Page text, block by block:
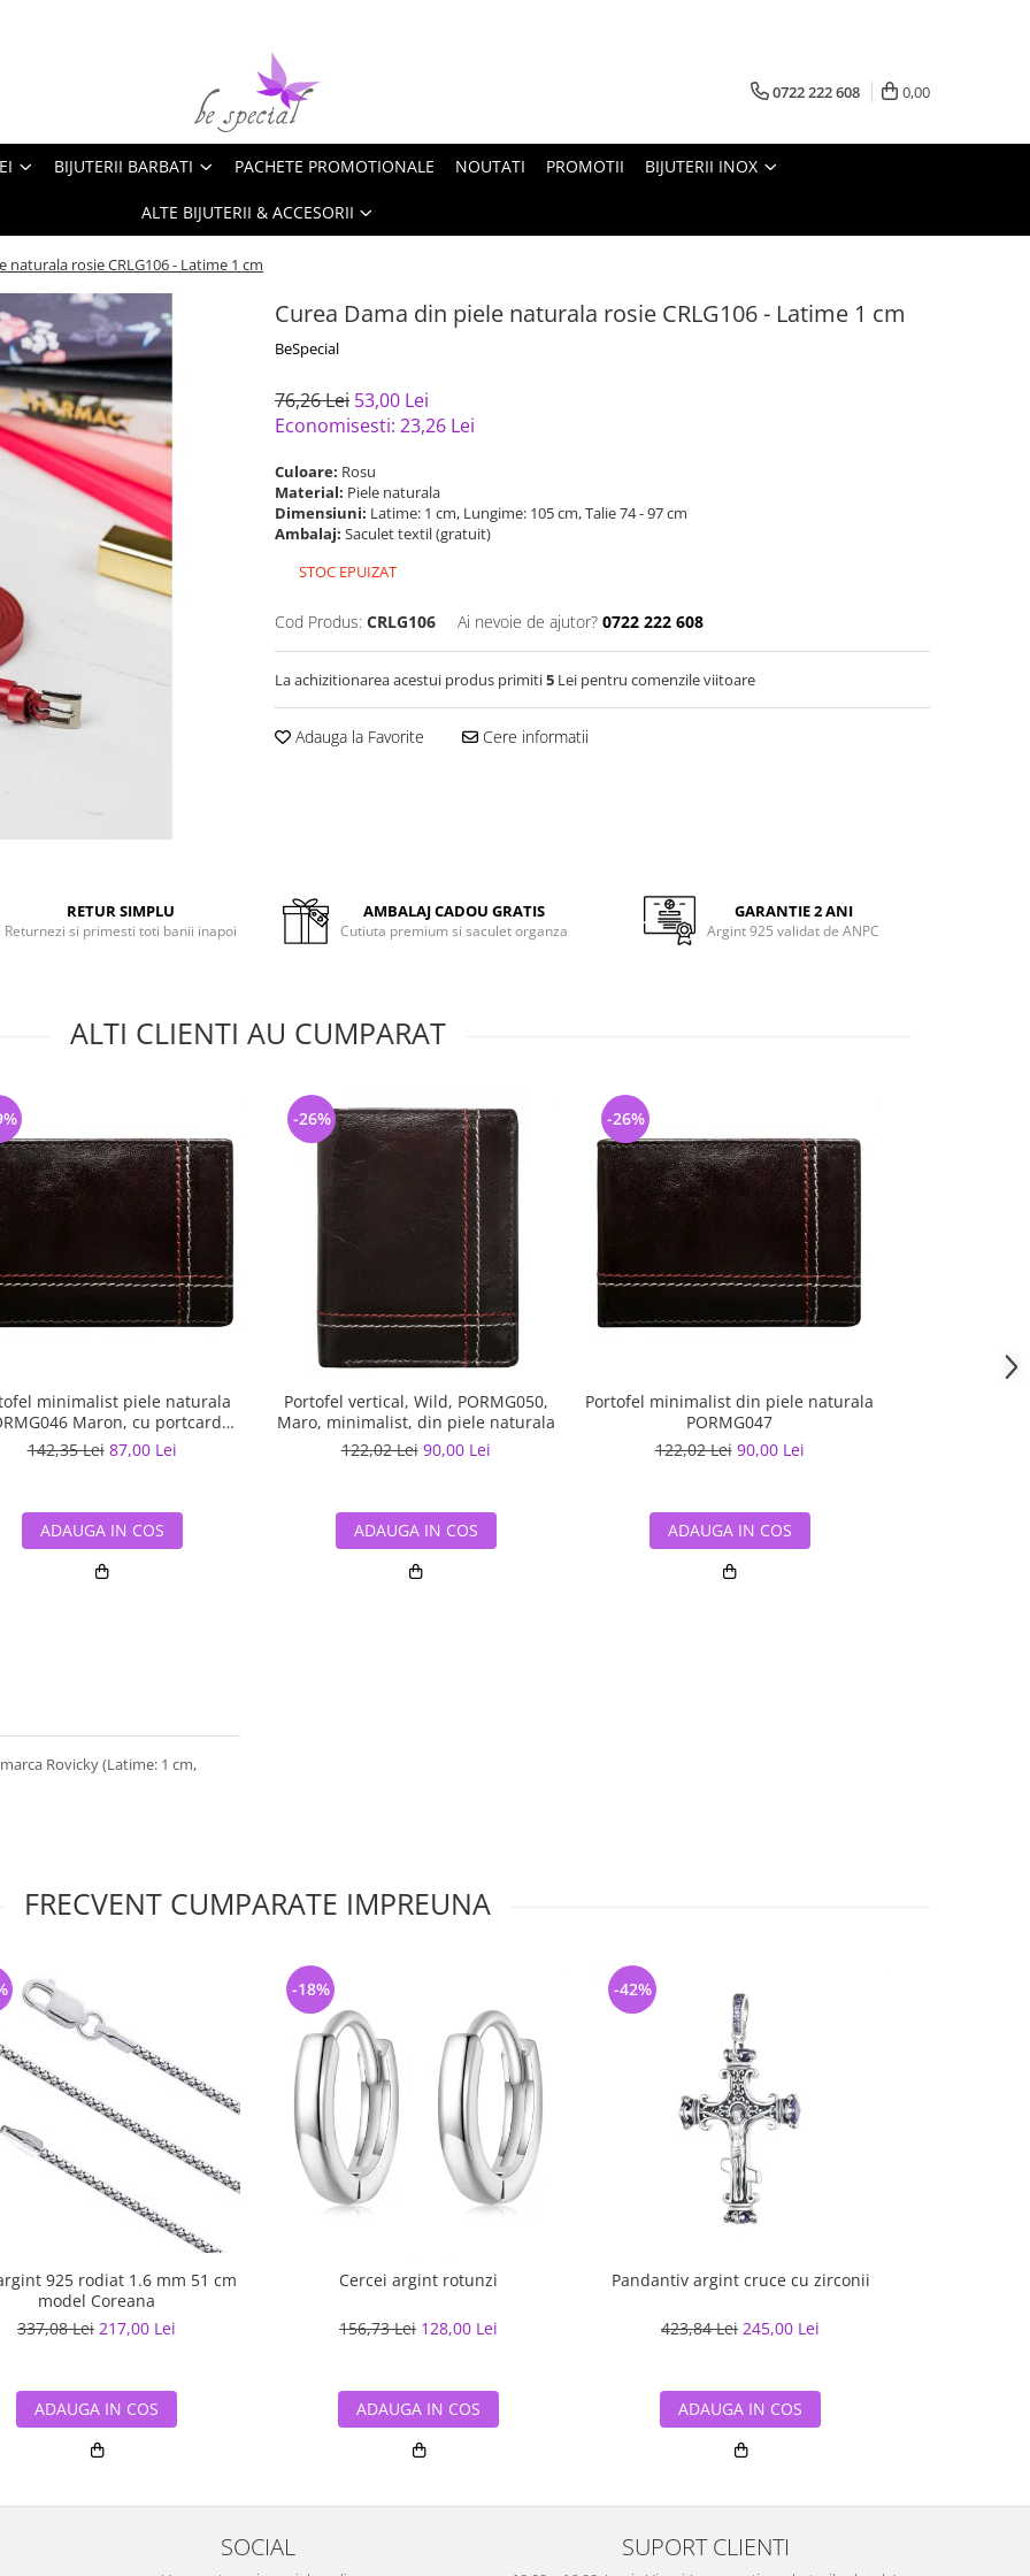
0722 222 608 0,00
BIJUTERII BARBATI PACHETE PROMOTIONALE NOUTATI PROMOTII BIJUTERII INOX
ALTE BIJUTERII & ACCESORII
naturala rosie CRLG106 - Latime 1 cm
Curea Dama din piele naturala rosie CRLG106 - Latime 1 cm
BeSpecial
76,26 Lei 53,00 Lei
Economisesti: 23,26 Lei
Culoare: Rosu
Material: Piele naturala
Dimensiuni: Latime: 1 cm, Lungime: 105 cm, Talie 74 - 97 cm
Ambalaj: Saculet textil (gratuit)
STOC EPUIZAT
Cod Produs: CRLG106 Ai nevoie de ajutor? 0722 222 608
La achizitionarea acestui produs primiti5 Lei pentru comenzile viitoare
Adauga la Favorite Cere informatii
RETUR SIMPLU
Returnezi si primesti toti banii inapoi
AMBALAJ CADOU GRATIS
Cutiuta premium si saculet organza
GARANTIE 2 ANI
Argint 925 validat de ANPC
ALTI CLIENTI AU CUMPARAT
minimalist piele naturala
Maron, cu portcard
detasabil
142,35 Lei 87,00 Lei
ADAUGA IN COS
Portofel vertical, Wild, PORMG050,
Maro, minimalist, din piele naturala
122,02 Lei 90,00 Lei
-26%
ADAUGA IN COS
Portofel minimalist din piele naturala
PORMG047
122,02 Lei 90,00 Lei
-26%
ADAUGA IN COS
Rovicky (Latime: 1 cm,
FRECVENT CUMPARATE IMPREUNA
925 rodiat 1.6 mm 51 cm
model Coreana
337,08 Lei 217,00 Lei
ADAUGA IN COS
Cercei argint rotunzi
156,73 Lei 128,00 Lei
-18%
ADAUGA IN COS
Pandantiv argint cruce cu zirconii
423,84 Lei 245,00 Lei
-42%
ADAUGA IN COS
SOCIAL SUPORT CLIENTI